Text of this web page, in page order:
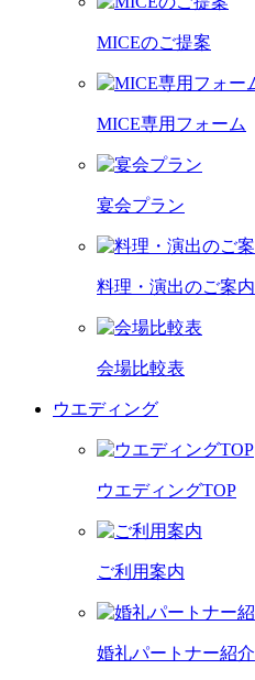
MICEのご提案
MICE専用フォーム
宴会プラン
料理・演出のご案内
会場比較表
ウエディング
ウエディングTOP
ご利用案内
婚礼パートナー紹介